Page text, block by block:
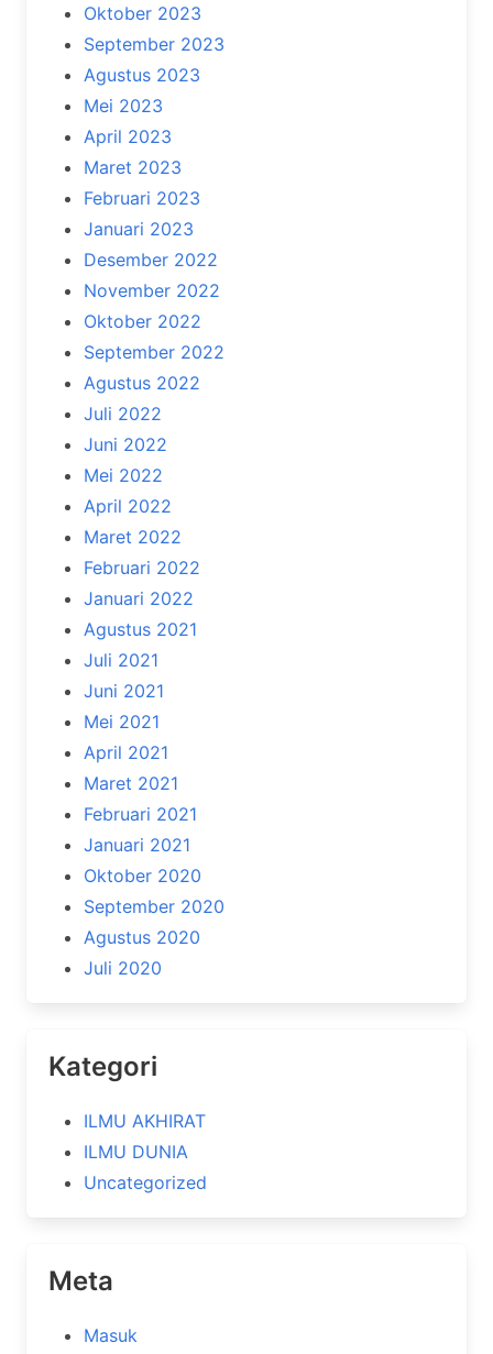
Oktober 2023
September 2023
Agustus 2023
Mei 2023
April 2023
Maret 2023
Februari 2023
Januari 2023
Desember 2022
November 2022
Oktober 2022
September 2022
Agustus 2022
Juli 2022
Juni 2022
Mei 2022
April 2022
Maret 2022
Februari 2022
Januari 2022
Agustus 2021
Juli 2021
Juni 2021
Mei 2021
April 2021
Maret 2021
Februari 2021
Januari 2021
Oktober 2020
September 2020
Agustus 2020
Juli 2020
Kategori
ILMU AKHIRAT
ILMU DUNIA
Uncategorized
Meta
Masuk